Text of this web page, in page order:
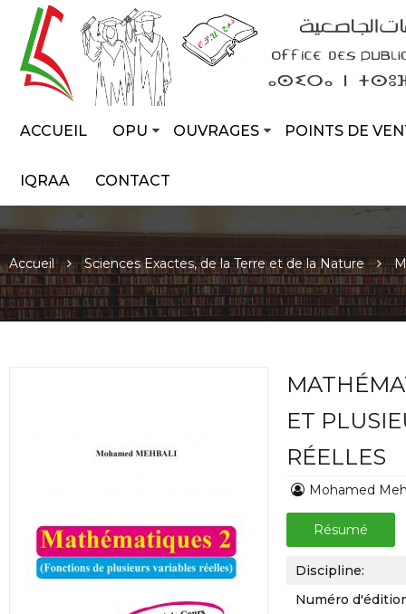
ACCUEIL OPU OUVRAGES POINTS DE
IQRAA CONTACT
Accueil Sciences Exactes, de la Terre et de la Nature
ET
RÉELLES
Mohamed
Résumé
Discipline:
Numéro